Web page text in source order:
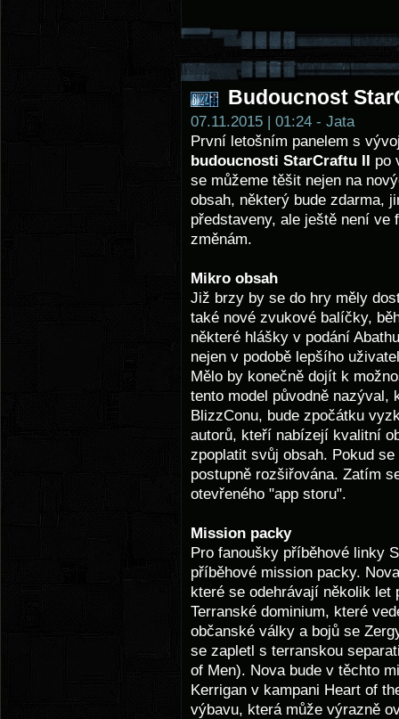
Budoucnost
07.11.2015 | 01:24 - Jata
První letošním panelem s
budoucnosti StarCraftu II po
se můžeme těšit nejen na
obsah, některý bude zdarma,
představeny, ale ještě není ve
změnám.
Mikro obsah
Již brzy by se do hry měly
také nové zvukové balíčky,
některé hlášky v podání
nejen v podobě lepšího
Mělo by konečně dojít k
tento model původně
BlizzConu, bude zpočátku
autorů, kteří nabízejí kvalitní
zpoplatit svůj obsah. Pokud
postupně rozšiřována. Zatím
otevřeného "app storu".
Mission packy
Pro fanoušky příběhové linky
příběhové mission packy.
které se odehrávají několik let
Terranské dominium, které
občanské války a bojů se
se zapletl s terranskou
of Men). Nova bude v těchto
Kerrigan v kampani Heart of
výbavu, která může výrazně